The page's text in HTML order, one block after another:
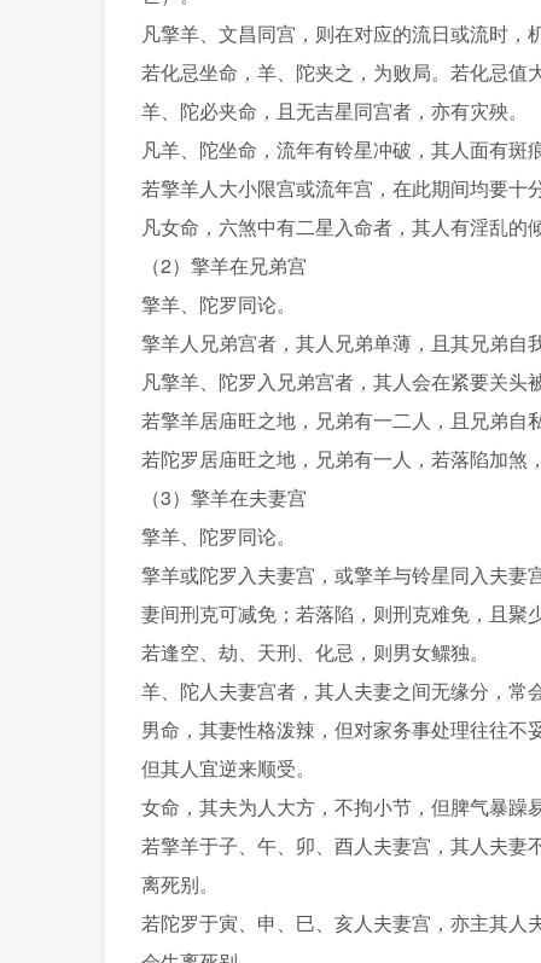
凡擎羊、文昌同宫，则在对应的流日或流时，
若化忌坐命，羊、陀夹之，为败局。若化忌
羊、陀必夹命，且无吉星同宫者，亦有灾殃。
凡羊、陀坐命，流年有铃星冲破，其人面有斑
若擎羊人大小限宫或流年宫，在此期间均要十
凡女命，六煞中有二星入命者，其人有淫乱的
（2）擎羊在兄弟宫
擎羊、陀罗同论。
擎羊人兄弟宫者，其人兄弟单薄，且其兄弟
凡擎羊、陀罗入兄弟宫者，其人会在紧要关头
若擎羊居庙旺之地，兄弟有一二人，且兄弟自
若陀罗居庙旺之地，兄弟有一人，若落陷加煞
（3）擎羊在夫妻宫
擎羊、陀罗同论。
擎羊或陀罗入夫妻宫，或擎羊与铃星同入夫
妻间刑克可减免；若落陷，则刑克难免，且
若逢空、劫、天刑、化忌，则男女鳏独。
羊、陀人夫妻宫者，其人夫妻之间无缘分，常
男命，其妻性格泼辣，但对家务事处理往往
但其人宜逆来顺受。
女命，其夫为人大方，不拘小节，但脾气暴
若擎羊于子、午、卯、酉人夫妻宫，其人夫
离死别。
若陀罗于寅、申、巳、亥人夫妻宫，亦主其